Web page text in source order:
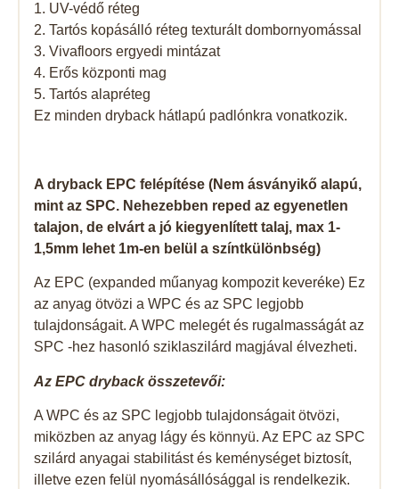
1. UV-védő réteg
2. Tartós kopásálló réteg texturált dombornyomással
3. Vivafloors ergyedi mintázat
4. Erős központi mag
5. Tartós alapréteg
Ez minden dryback hátlapú padlónkra vonatkozik.
A dryback EPC felépítése (Nem ásványikő alapú,
mint az SPC. Nehezebben reped az egyenetlen
talajon, de elvárt a jó kiegyenlített talaj, max 1-
1,5mm lehet 1m-en belül a színtkülönbség)
Az EPC (expanded műanyag kompozit keveréke) Ez
az anyag ötvözi a WPC és az SPC legjobb
tulajdonságait. A WPC melegét és rugalmasságát az
SPC -hez hasonló sziklaszilárd magjával élvezheti.
Az EPC dryback összetevői:
A WPC és az SPC legjobb tulajdonságait ötvözi,
miközben az anyag lágy és könnyü. Az EPC az SPC
szilárd anyagai stabilitást és keménységet biztosít,
illetve ezen felül nyomásállósággal is rendelkezik.